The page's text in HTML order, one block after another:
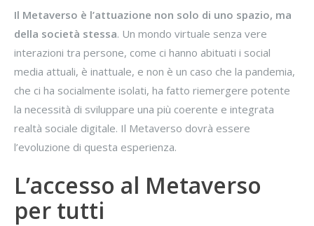
Il Metaverso è l’attuazione non solo di uno spazio, ma
della società stessa. Un mondo virtuale senza vere
interazioni tra persone, come ci hanno abituati i social
media attuali, è inattuale, e non è un caso che la pandemia,
che ci ha socialmente isolati, ha fatto riemergere potente
la necessità di sviluppare una più coerente e integrata
realtà sociale digitale. Il Metaverso dovrà essere
l’evoluzione di questa esperienza.
L’accesso al Metaverso
per tutti